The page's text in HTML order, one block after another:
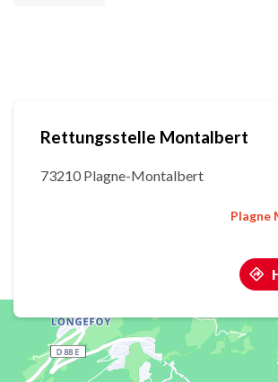
Rettungsstelle Montalbert
73210 Plagne-Montalbert
Plagne